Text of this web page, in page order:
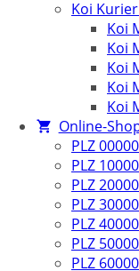
Koi
Koi
Koi
Koi
Koi
Koi
Online-
PLZ
PLZ
PLZ
PLZ
PLZ
PLZ
PLZ